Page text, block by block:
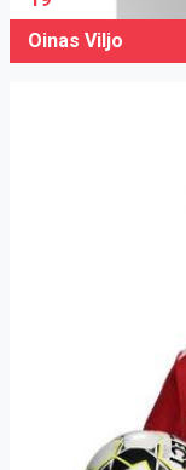
Oinas Viljo